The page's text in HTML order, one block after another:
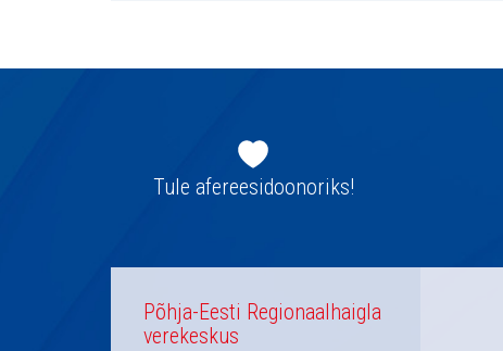
navigatsioonTule afereesidoonoriks!
Põhja-Eesti Regionaalhaigla
verekeskus